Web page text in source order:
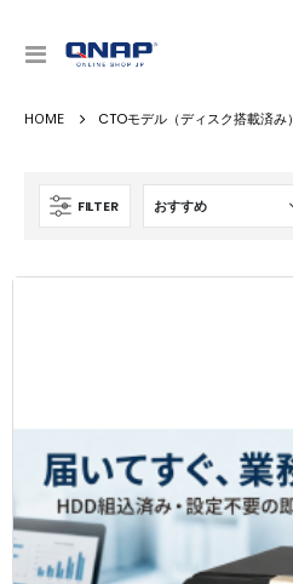
ナ
呼
CTOモデル（ディスク搭載済み）
FILTER